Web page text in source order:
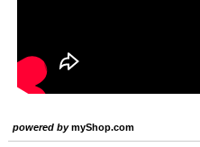
powered bymyShop.com